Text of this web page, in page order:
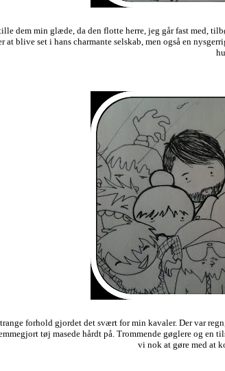
dem min glæde, da den flotte herre, jeg går fast med,
at blive set i hans charmante selskab, men også en
forhold gjordet det svært for min kavaler. Der var
tøj masede hårdt på. Trommende gøglere og en
vi nok at gøre med at